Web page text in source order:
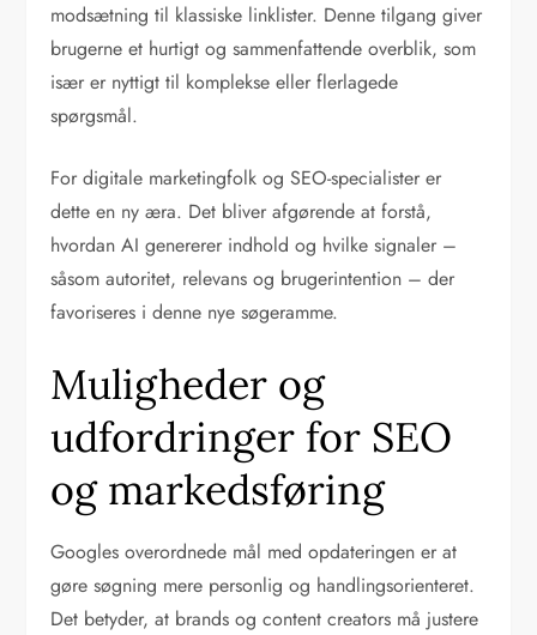
modsætning til klassiske linklister. Denne tilgang giver
brugerne et hurtigt og sammenfattende overblik, som
især er nyttigt til komplekse eller flerlagede
spørgsmål.
For digitale marketingfolk og SEO-specialister er
dette en ny æra. Det bliver afgørende at forstå,
hvordan AI genererer indhold og hvilke signaler –
såsom autoritet, relevans og brugerintention – der
favoriseres i denne nye søgeramme.
Muligheder og
udfordringer for SEO
og markedsføring
Googles overordnede mål med opdateringen er at
gøre søgning mere personlig og handlingsorienteret.
Det betyder, at brands og content creators må justere